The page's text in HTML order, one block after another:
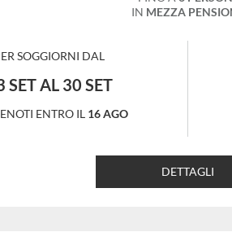
IN MEZZA
SOGGIORNI DAL
SET AL 30 SET
ENTRO IL 16 AGO
DETTAGLI